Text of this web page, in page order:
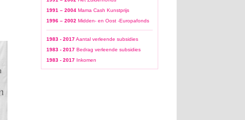
1991 – 2004 Mama Cash Kunstprijs
1996 – 2002 Midden- en Oost -Europafonds
1983 - 2017 Aantal verleende subsidies
1983 - 2017 Bedrag verleende subsidies
1983 - 2017 Inkomen